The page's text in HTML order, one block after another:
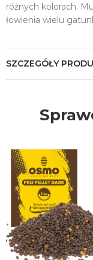
różnych kolorach.
łowienia wielu
SZCZEGÓŁY